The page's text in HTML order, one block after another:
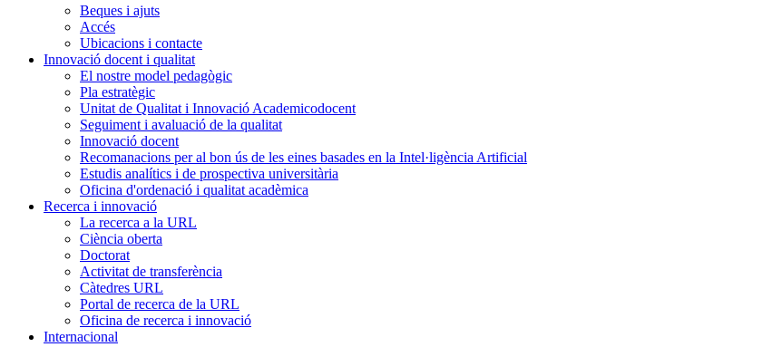
Beques i ajuts
Accés
Ubicacions i contacte
Innovació docent i qualitat
El nostre model pedagògic
Pla estratègic
Unitat de Qualitat i Innovació Academicodocent
Seguiment i avaluació de la qualitat
Innovació docent
Recomanacions per al bon ús de les eines basades en la Intel·ligència Artificial
Estudis analítics i de prospectiva universitària
Oficina d'ordenació i qualitat acadèmica
Recerca i innovació
La recerca a la URL
Ciència oberta
Doctorat
Activitat de transferència
Càtedres URL
Portal de recerca de la URL
Oficina de recerca i innovació
Internacional